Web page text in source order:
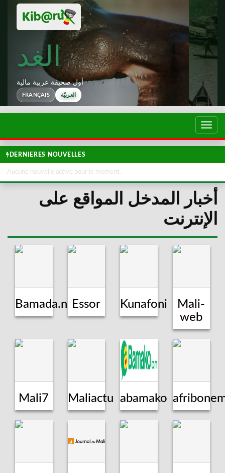
الغد
أول صحيفة عربية مالية
FRANÇAIS العربيّة
تبديل
DERNIERES NOUVELLES
Aucune nouvelle active pour le moment.
أخبار المدخل المواقع على
الإنترنت
Bamada.netEssor Kunafoni
Mali-
web
Mali7 Maliactu abamako